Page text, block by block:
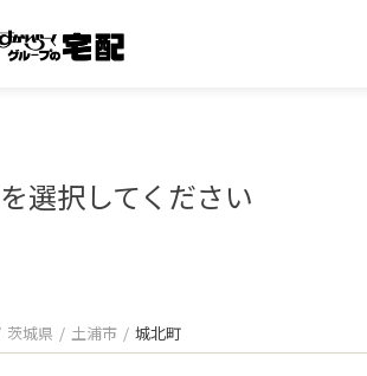
選択してください
茨城県 土浦市 城北町